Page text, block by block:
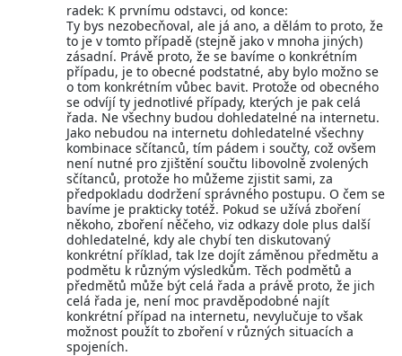
radek: K prvnímu odstavci, od konce:
Ty bys nezobecňoval, ale já ano, a dělám to proto, že
to je v tomto případě (stejně jako v mnoha jiných)
zásadní. Právě proto, že se bavíme o konkrétním
případu, je to obecné podstatné, aby bylo možno se
o tom konkrétním vůbec bavit. Protože od obecného
se odvíjí ty jednotlivé případy, kterých je pak celá
řada. Ne všechny budou dohledatelné na internetu.
Jako nebudou na internetu dohledatelné všechny
kombinace sčítanců, tím pádem i součty, což ovšem
není nutné pro zjištění součtu libovolně zvolených
sčítanců, protože ho můžeme zjistit sami, za
předpokladu dodržení správného postupu. O čem se
bavíme je prakticky totéž. Pokud se užívá zboření
někoho, zboření něčeho, viz odkazy dole plus další
dohledatelné, kdy ale chybí ten diskutovaný
konkrétní příklad, tak lze dojít záměnou předmětu a
podmětu k různým výsledkům. Těch podmětů a
předmětů může být celá řada a právě proto, že jich
celá řada je, není moc pravděpodobné najít
konkrétní případ na internetu, nevylučuje to však
možnost použít to zboření v různých situacích a
spojeních.